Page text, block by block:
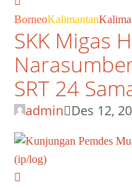
BorneoKalimantan
SKK Migas
SRT 24
admin Des 12,